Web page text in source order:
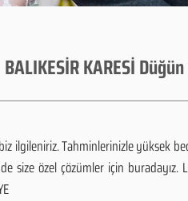
BALIKESİR KARESİ
ilgileniriz. Tahminlerinizle yüksek
size özel çözümler için